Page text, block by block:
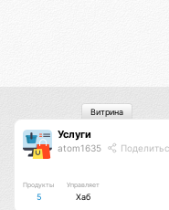
Услуги
atom1635
Продукты
5
Управляет
Хаб
Витрина